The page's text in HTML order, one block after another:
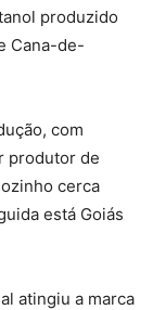
produzido
Cana-de-
com
produtor de
cerca
está Goiás
atingiu a marca